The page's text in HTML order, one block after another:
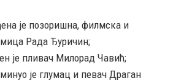
је позоришна, филмска и
Рада Ђуричин;
је пливач Милорад Чавић;
је глумац и певач Драган